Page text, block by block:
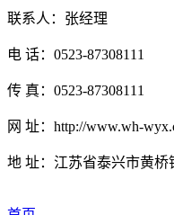
联系人：张经理
电 话：0523-87308111
传 真：0523-87308111
网 址：http://www.wh-
地 址：江苏省泰兴市黄桥